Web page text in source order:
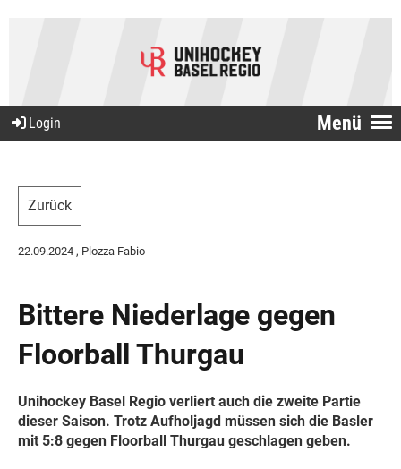
Menü
Login
Zurück
22.09.2024 , Plozza Fabio
Bittere Niederlage gegen
Floorball Thurgau
Unihockey Basel Regio verliert auch die zweite Partie
dieser Saison. Trotz Aufholjagd müssen sich die Basler
mit 5:8 gegen Floorball Thurgau geschlagen geben.